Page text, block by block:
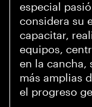
especial
considera su
capacitar,
equipos,
en la cancha,
más amplias
el progreso